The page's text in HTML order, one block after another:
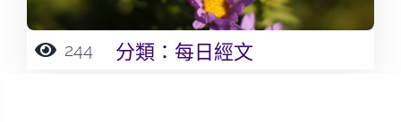
244 分類： 每日經文